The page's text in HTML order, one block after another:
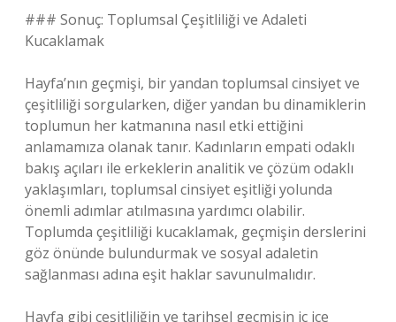
### Sonuç: Toplumsal Çeşitliliği ve Adaleti
Kucaklamak
Hayfa’nın geçmişi, bir yandan toplumsal cinsiyet ve
çeşitliliği sorgularken, diğer yandan bu dinamiklerin
toplumun her katmanına nasıl etki ettiğini
anlamamıza olanak tanır. Kadınların empati odaklı
bakış açıları ile erkeklerin analitik ve çözüm odaklı
yaklaşımları, toplumsal cinsiyet eşitliği yolunda
önemli adımlar atılmasına yardımcı olabilir.
Toplumda çeşitliliği kucaklamak, geçmişin derslerini
göz önünde bulundurmak ve sosyal adaletin
sağlanması adına eşit haklar savunulmalıdır.
Hayfa gibi çeşitliliğin ve tarihsel geçmişin iç içe